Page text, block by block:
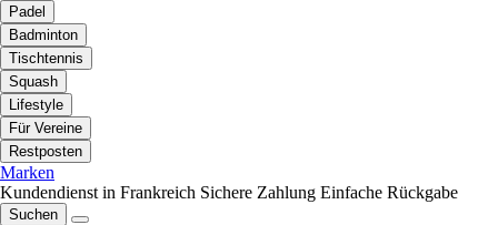
Padel
Badminton
Tischtennis
Squash
Lifestyle
Für Vereine
Restposten
Marken
Kundendienst in Frankreich Sichere Zahlung Einfache Rückgabe
Suchen